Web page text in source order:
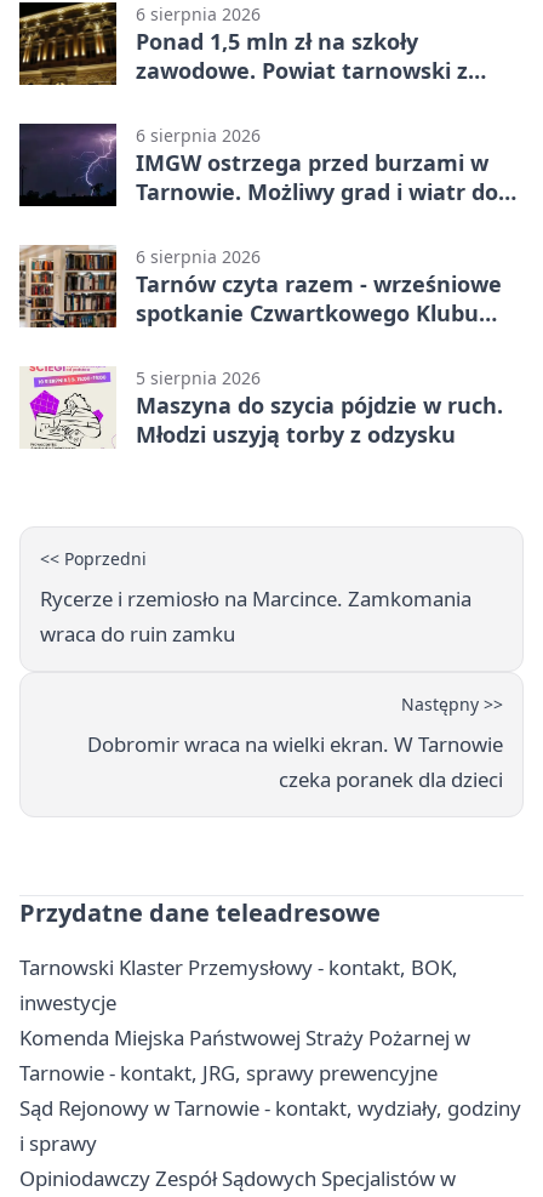
6 sierpnia 2026
Ponad 1,5 mln zł na szkoły
zawodowe. Powiat tarnowski z
6 sierpnia 2026
IMGW ostrzega przed burzami w
Tarnowie. Możliwy grad i wiatr do
6 sierpnia 2026
Tarnów czyta razem - wrześniowe
spotkanie Czwartkowego Klubu
5 sierpnia 2026
Maszyna do szycia pójdzie w ruch.
Młodzi uszyją torby z odzysku
<< Poprzedni
Rycerze i rzemiosło na Marcince. Zamkomania
wraca do ruin zamku
Następny >>
Dobromir wraca na wielki ekran. W Tarnowie
czeka poranek dla dzieci
Przydatne dane teleadresowe
Tarnowski Klaster Przemysłowy - kontakt, BOK,
inwestycje
Komenda Miejska Państwowej Straży Pożarnej w
Tarnowie - kontakt, JRG, sprawy prewencyjne
Sąd Rejonowy w Tarnowie - kontakt, wydziały, godziny
i sprawy
Opiniodawczy Zespół Sądowych Specjalistów w